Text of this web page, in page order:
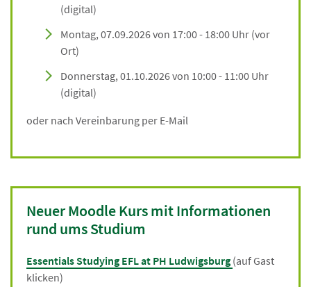
(digital)
Montag, 07.09.2026 von 17:00 - 18:00 Uhr (vor
Ort)
Donnerstag, 01.10.2026 von 10:00 - 11:00 Uhr
(digital)
oder nach Vereinbarung per E-Mail
Neuer Moodle Kurs mit Informationen
rund ums Studium
Essentials Studying EFL at PH Ludwigsburg (auf Gast
klicken)